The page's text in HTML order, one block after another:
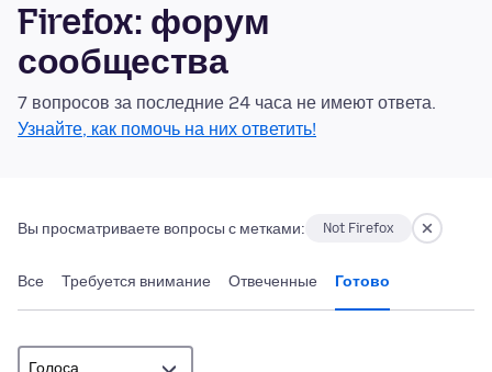
Firefox: форум
сообщества
7 вопросов за последние 24 часа не имеют ответа.
Узнайте, как помочь на них ответить!
Вы просматриваете вопросы с метками: Not Firefox
Все Требуется внимание Отвеченные Готово